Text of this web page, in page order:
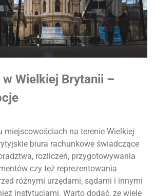
Wielkiej Brytanii –
miejscowościach na terenie Wielkiej
biura rachunkowe świadczące
rozliczeń, przygotowywania
czy też reprezentowania
różnymi urzędami, sądami i innymi
instytucjami. Warto dodać, że wiele